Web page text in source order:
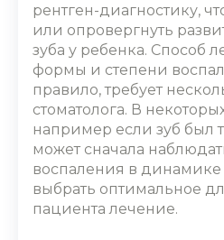
рентген-диагностику,
или опровергнуть
зуба у ребенка. Способ
формы и степени
правило, требует
стоматолога. В
например если зуб был
может сначала
воспаления в динамике
выбрать оптимальное
пациента лечение.